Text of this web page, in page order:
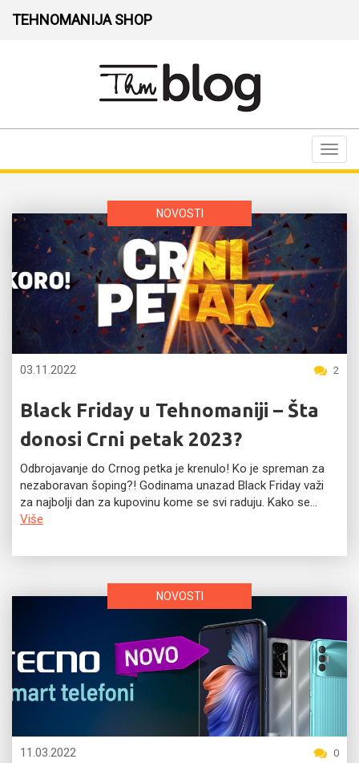
TEHNOMANIJA SHOP
NOVOSTI
03.11.2022 2
Black Friday u Tehnomaniji – Šta
donosi Crni petak 2023?
Odbrojavanje do Crnog petka je krenulo! Ko je spreman za
nezaboravan šoping?! Godinama unazad Black Friday važi
za najbolji dan za kupovinu kome se svi raduju. Kako se...
Više
NOVOSTI
11.03.2022 0